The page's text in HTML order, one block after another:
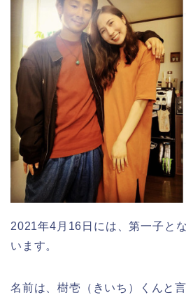
2021年4月16日には、第一子と
います。
名前は、樹壱（きいち）くんと